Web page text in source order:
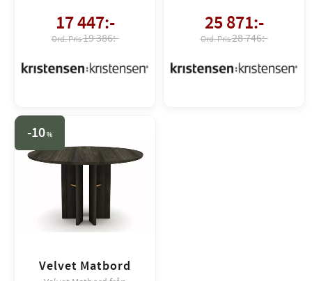
17 447:-
19 386:-
25 871:-
28 746:-
Velvet Matbord
10%